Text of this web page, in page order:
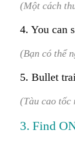
(Một cách
4. You can
(Bạn có thể
5. Bullet
(Tàu cao tốc
3. Find